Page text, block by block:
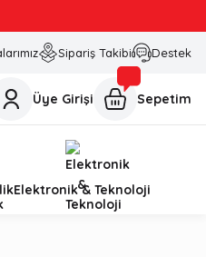
Sipariş Takibi Destek
Üye Girişi Sepetim
Elektronik & Teknoloji